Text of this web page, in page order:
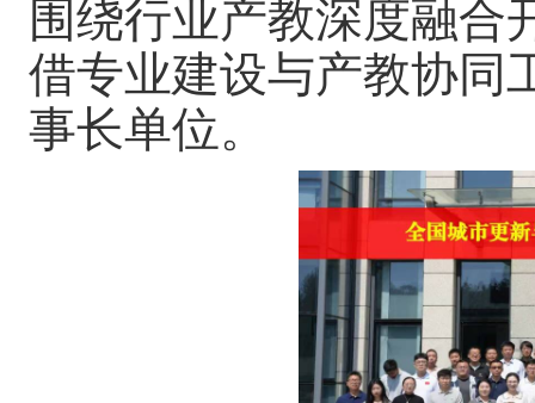
围绕行业产教深度融合
借专业建设与产教协同
事长单位。